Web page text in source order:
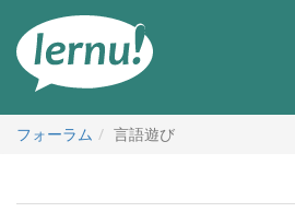
フォーラム
言語遊び